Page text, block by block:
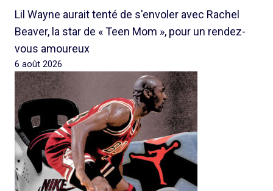
Lil Wayne aurait tenté de s'envoler avec Rachel
Beaver, la star de « Teen Mom », pour un rendez-
vous amoureux
6 août 2026